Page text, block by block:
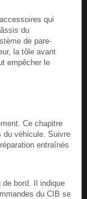
qui
du
de pare-
la tôle avant
empêcher le
Ce chapitre
du véhicule. Suivre
entraînés
bord. Il indique
du CIB se